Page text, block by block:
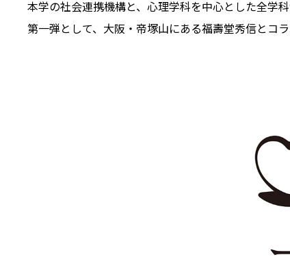
本学の社会連携機構と、心理学科を中心とした全学
第一弾として、大阪・帝塚山にある福壽堂秀信とコ